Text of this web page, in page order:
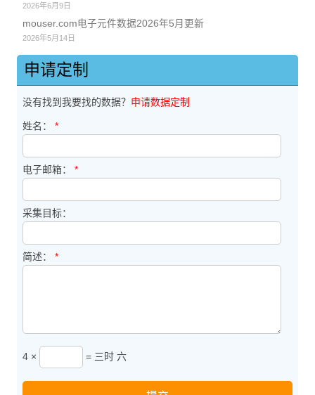
2026年6月9日
mouser.com电子元件数据2026年5月更新
2026年5月14日
申请定制
没有找到我要找的数据？ 申请数据定制
姓名： *
电子邮箱： *
采集目标：
简述： *
4 × = 三时 六